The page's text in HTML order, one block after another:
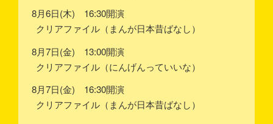
8月6日(木) 16:30開演
クリアファイル（まんが日本昔ばなし）
8月7日(金) 13:00開演
クリアファイル（にんげんっていいな）
8月7日(金) 16:30開演
クリアファイル（まんが日本昔ばなし）